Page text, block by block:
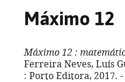
Máximo 12
Máximo 12 :
Ferreira Neves, Luís
: Porto Editora, 2017.